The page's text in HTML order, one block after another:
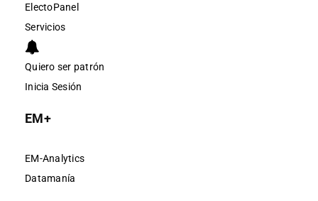
ElectoPanel
Servicios
Quiero ser patrón
Inicia Sesión
EM+
EM-Analytics
Datamanía